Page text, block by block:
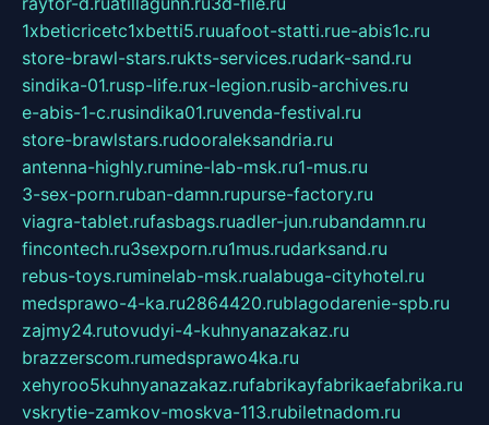
1xbeticricetc1xbetti5.ruuafoot-statti.rue-abis1c.ru
store-brawl-stars.rukts-services.rudark-sand.ru
sindika-01.rusp-life.rux-legion.rusib-archives.ru
e-abis-1-c.rusindika01.ruvenda-festival.ru
store-brawlstars.rudooraleksandria.ru
antenna-highly.rumine-lab-msk.ru1-mus.ru
3-sex-porn.ruban-damn.rupurse-factory.ru
viagra-tablet.rufasbags.ruadler-jun.rubandamn.ru
fincontech.ru3sexporn.ru1mus.rudarksand.ru
rebus-toys.ruminelab-msk.rualabuga-cityhotel.ru
medsprawo-4-ka.ru2864420.rublagodarenie-spb.ru
zajmy24.rutovudyi-4-kuhnyanazakaz.ru
brazzerscom.rumedsprawo4ka.ru
xehyroo5kuhnyanazakaz.rufabrikayfabrikaefabrika.ru
vskrytie-zamkov-moskva-113.rubiletnadom.ru